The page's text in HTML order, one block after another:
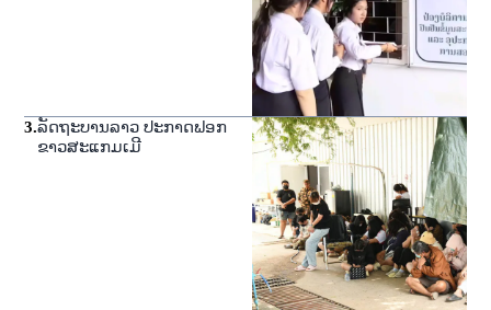
3.ລັດຖະບານລາວ ປະກາດຟອກ
ຂາວສະແກມເມີ